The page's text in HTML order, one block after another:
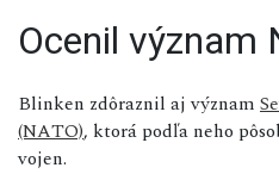
Ocenil význam
Blinken zdôraznil aj význam
(NATO), ktorá podľa neho
vojen.